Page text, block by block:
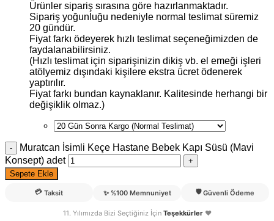
Ürünler sipariş sırasına göre hazırlanmaktadır.
Sipariş yoğunluğu nedeniyle normal teslimat süremiz
20 gündür.
Fiyat farkı ödeyerek hızlı teslimat seçeneğimizden de
faydalanabilirsiniz.
(Hızlı teslimat için siparişinizin dikiş vb. el emeği işleri
atölyemiz dışındaki kişilere ekstra ücret ödenerek
yaptırılır.
Fiyat farkı bundan kaynaklanır. Kalitesinde herhangi bir
değişiklik olmaz.)
Muratcan İsimli Keçe Hastane Bebek Kapı Süsü (Mavi
Konsept) adet
Sepete Ekle
💳 Taksit ✨ %100 Memnuniyet 🛡️ Güvenli Ödeme
11. Yılımızda Bizi Seçtiğiniz İçin Teşekkürler❤️